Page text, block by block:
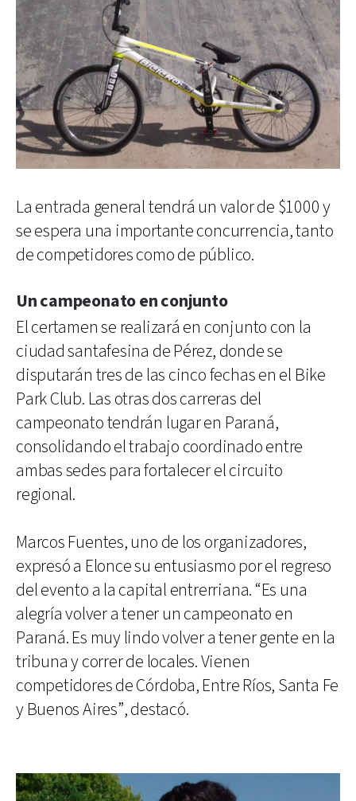
La entrada general tendrá un valor de $1000 y
se espera una importante concurrencia, tanto
de competidores como de público.
Un campeonato en conjunto
El certamen se realizará en conjunto con la
ciudad santafesina de Pérez, donde se
disputarán tres de las cinco fechas en el Bike
Park Club. Las otras dos carreras del
campeonato tendrán lugar en Paraná,
consolidando el trabajo coordinado entre
ambas sedes para fortalecer el circuito
regional.
Marcos Fuentes, uno de los organizadores,
expresó a Elonce su entusiasmo por el regreso
del evento a la capital entrerriana. “Es una
alegría volver a tener un campeonato en
Paraná. Es muy lindo volver a tener gente en la
tribuna y correr de locales. Vienen
competidores de Córdoba, Entre Ríos, Santa Fe
y Buenos Aires”, destacó.